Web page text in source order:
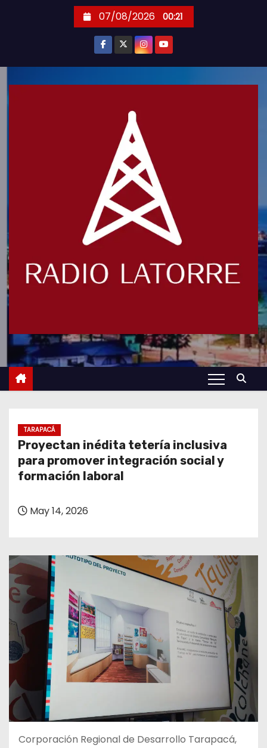
07/08/2026 00:21
TARAPACÁ
Proyectan inédita tetería inclusiva
para promover integración social y
formación laboral
May 14, 2026
Corporación Regional de Desarrollo Tarapacá,